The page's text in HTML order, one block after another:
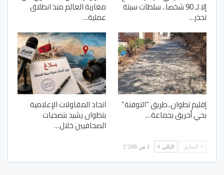
إلا لـ 90 شخصا.. سلطات سبتة
تحذر…
مغاربة العالم منذ انطلاق
عملية…
إقليم تطوان..طريق “التوفنة”
بحي أحريق بجماعة…
اتحاد المقاولات الإعلامية
بتطوان يشيد بتضحيات
الصحافيين خلال…
السابق التالي 1 من 2٬200